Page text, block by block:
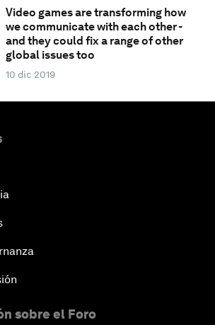
Video games are transforming how
we communicate with each other -
and they could fix a range of other
global issues too
10 dic 2019
sobre el Foro